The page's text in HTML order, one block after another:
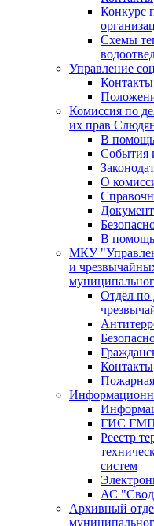
Конкурс
Схемы
Управление
Контакты
Комиссия по
их прав
В помощь
События
О
В помощь
МКУ
и
Отдел по
Контакты
Пожарная
ГИС
Реестр
систем
АС
Архивный